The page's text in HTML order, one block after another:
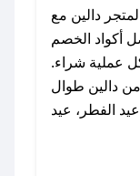
دالين مع
أكواد الخصم
عملية شراء.
دالين طوال
الفطر، عيد
رمضان،
عروض خاصة